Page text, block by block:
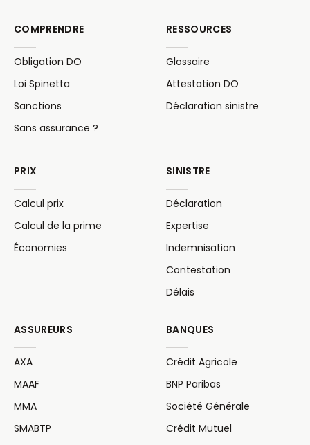
COMPRENDRE
Obligation DO
Loi Spinetta
Sanctions
Sans assurance ?
RESSOURCES
Glossaire
Attestation DO
Déclaration sinistre
PRIX
Calcul prix
Calcul de la prime
Économies
SINISTRE
Déclaration
Expertise
Indemnisation
Contestation
Délais
ASSUREURS
AXA
MAAF
MMA
SMABTP
BANQUES
Crédit Agricole
BNP Paribas
Société Générale
Crédit Mutuel